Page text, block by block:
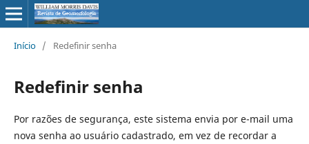
Início / Redefinir senha
Redefinir senha
Por razões de segurança, este sistema envia por e-mail uma
nova senha ao usuário cadastrado, em vez de recordar a